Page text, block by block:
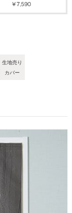
生地売り
カバー